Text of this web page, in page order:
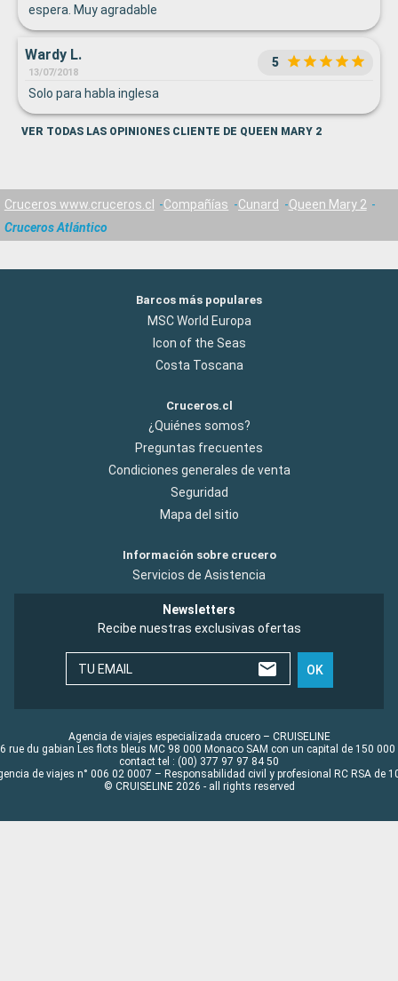
espera. Muy agradable
Wardy L.
13/07/2018
5
Solo para habla inglesa
VER TODAS LAS OPINIONES CLIENTE DE QUEEN MARY 2
Cruceros www.cruceros.cl Compañías Cunard
Queen Mary 2
Cruceros Atlántico
Barcos más populares
MSC World Europa
Icon of the Seas
Costa Toscana
Cruceros.cl
¿Quiénes somos?
Preguntas frecuentes
Condiciones generales de venta
Seguridad
Mapa del sitio
Información sobre crucero
Servicios de Asistencia
Newsletters
Recibe nuestras exclusivas ofertas
TU EMAIL OK
Agencia de viajes especializada crucero – CRUISELINE
rue du gabian Les flots bleus MC 98 000 Monaco SAM con un capital de 150 000
contact tel : (00) 377 97 97 84 50
de viajes n° 006 02 0007 – Responsabilidad civil y profesional RC RSA de
© CRUISELINE 2026 - all rights reserved